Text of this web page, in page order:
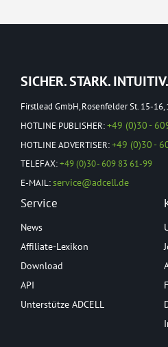
SICHER. STARK. INTUITIV.
Firstlead GmbH, Rosenfelder St. 15-
HOTLINE PUBLISHER:+49 (0)30 -
HOTLINE ADVERTISER:+49 (0)30 -
TELEFAX:+49 (0)30 - 609 83 61-99
E-MAIL:service@adcell.de
Service
News
Affiliate-Lexikon
Download
API
Unterstütze ADCELL